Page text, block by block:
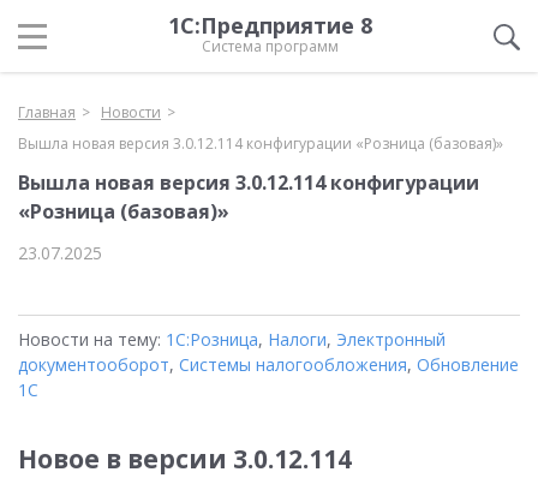
1С:Предприятие 8
Система программ
Главная
Новости
Вышла новая версия 3.0.12.114 конфигурации «Розница (базовая)»
Вышла новая версия 3.0.12.114 конфигурации
«Розница (базовая)»
23.07.2025
Новости на тему: 1С:Розница, Налоги, Электронный
документооборот, Системы налогообложения, Обновление
1С
Новое в версии 3.0.12.114